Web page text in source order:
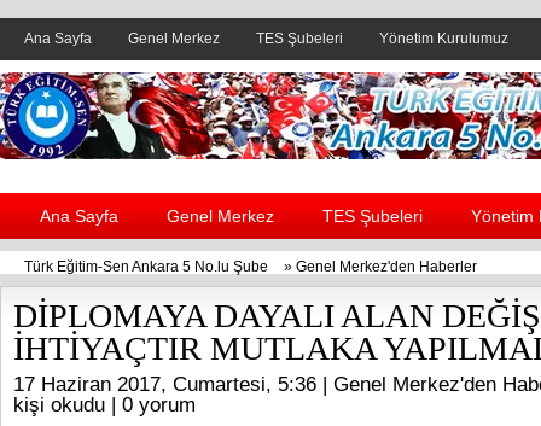
Ana Sayfa Genel Merkez TES Şubeleri Yönetim Kurulumuz
Header yanı reklam alanı
Ana Sayfa Genel Merkez TES Şubeleri Yönetim
Türk Eğitim-Sen Ankara 5 No.lu Şube » Genel Merkez'den Haberler
DİPLOMAYA DAYALI ALAN
İHTİYAÇTIR MUTLAKA
17 Haziran 2017, Cumartesi, 5:36 | Genel Merkez'den
kişi okudu | 0 yorum